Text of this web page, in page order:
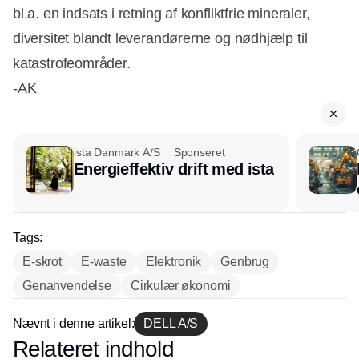
bl.a. en indsats i retning af konfliktfrie mineraler,
diversitet blandt leverandørerne og nødhjælp til
katastrofeområder.
-AK
ista Danmark A/S Sponseret
Energieffektiv drift med ista
Tags:
E-skrot
E-waste Elektronik
Genbrug
Genanvendelse
Cirkulær økonomi
Nævnt i denne artikel: DELL A/S
Annonce
Relateret indhold